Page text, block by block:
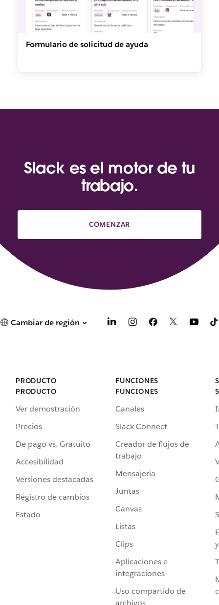
Formulario de solicitud de ayuda
Slack es el motor de tu
trabajo.
COMENZAR
Cambiar de región
PRODUCTO
PRODUCTO
Ver demostración
Precios
De pago vs. Gratuito
Accesibilidad
Versiones destacadas
Registro de cambios
Estado
FUNCIONES
FUNCIONES
Canales
Slack Connect
Creador de flujos de
trabajo
Mensajería
Juntas
Canvas
Listas
Clips
Aplicaciones e
integraciones
Uso compartido de
archivos